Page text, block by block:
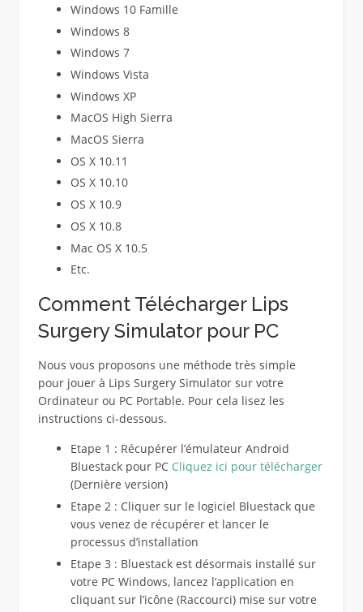
Windows 10 Famille
Windows 8
Windows 7
Windows Vista
Windows XP
MacOS High Sierra
MacOS Sierra
OS X 10.11
OS X 10.10
OS X 10.9
OS X 10.8
Mac OS X 10.5
Etc.
Comment Télécharger Lips
Surgery Simulator pour PC
Nous vous proposons une méthode très simple
pour jouer à Lips Surgery Simulator sur votre
Ordinateur ou PC Portable. Pour cela lisez les
instructions ci-dessous.
Etape 1 : Récupérer l’émulateur Android
Bluestack pour PC Cliquez ici pour télécharger
(Dernière version)
Etape 2 : Cliquer sur le logiciel Bluestack que
vous venez de récupérer et lancer le
processus d’installation
Etape 3 : Bluestack est désormais installé sur
votre PC Windows, lancez l’application en
cliquant sur l’icône (Raccourci) mise sur votre